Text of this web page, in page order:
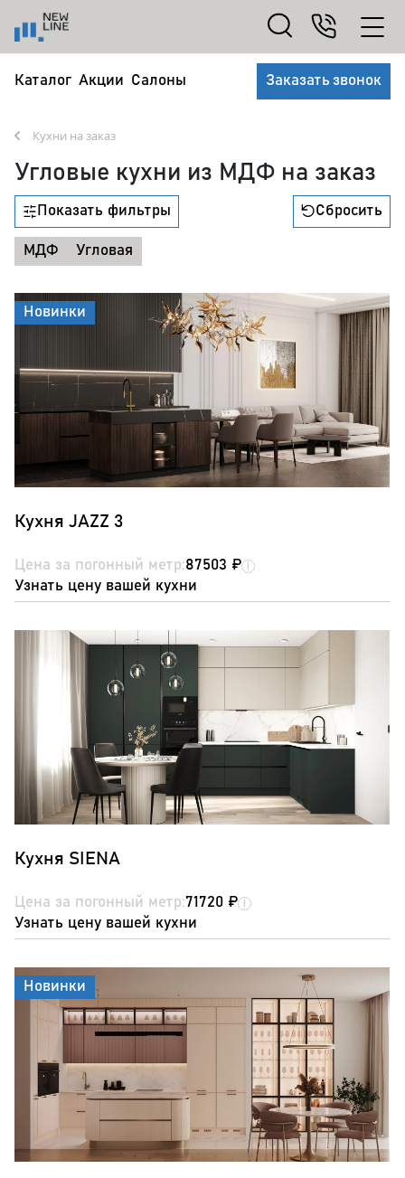
Каталог Акции Салоны Заказать звонок
Кухни на заказ
Угловые кухни из МДФ на заказ
Показать фильтры
МДФ Угловая
Сбросить
Новинки
Кухня JAZZ 3
Цена за погонный метр:87503 ₽
Узнать цену вашей кухни
Кухня SIENA
Цена за погонный метр:71720 ₽
Узнать цену вашей кухни
Новинки